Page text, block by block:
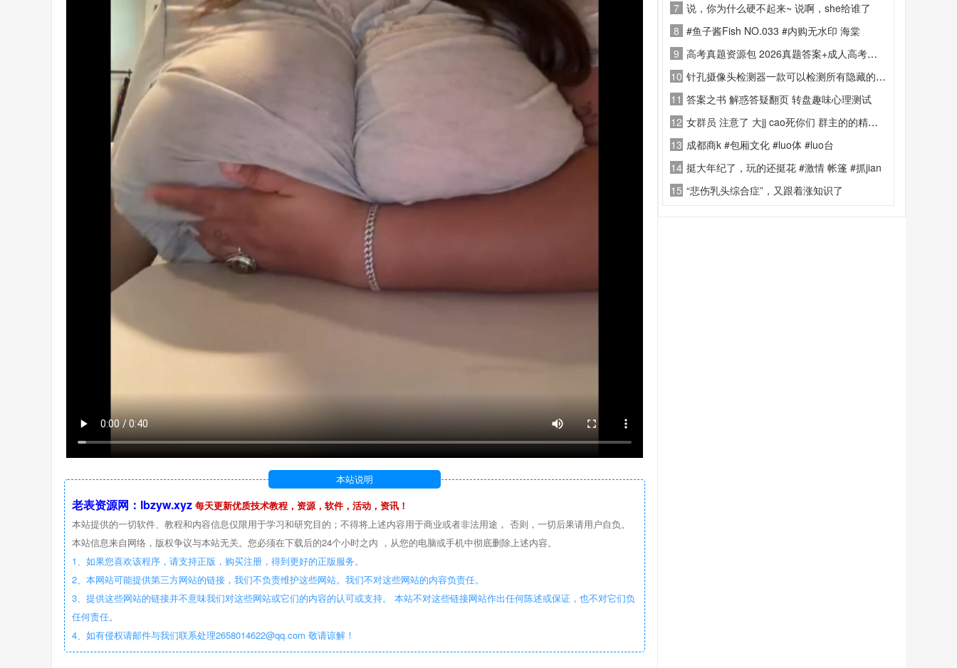
本站说明
老表资源网：lbzyw.xyz 每天更新优质技术教程，资源，软件，活动，资讯！
本站提供的一切软件、教程和内容信息仅限用于学习和研究目的；不得将上述内容用于商业或者非法用途， 否则，一切后果请用户自负。
本站信息来自网络，版权争议与本站无关。您必须在下载后的24个小时之内 ，从您的电脑或手机中彻底删除上述内容。
1、如果您喜欢该程序，请支持正版，购买注册，得到更好的正版服务。
2、本网站可能提供第三方网站的链接，我们不负责维护这些网站。我们不对这些网站的内容负责任。
3、提供这些网站的链接并不意味我们对这些网站或它们的内容的认可或支持。 本站不对这些链接网站作出任何陈述或保证，也不对它们负
任何责任。
4、如有侵权请邮件与我们联系处理2658014622@qq.com 敬请谅解！
7 说，你为什么硬不起来~ 说啊，she给谁了
8 #鱼子酱Fish NO.033 #内购无水印 海棠
9 高考真题资源包 2026真题答案+成人高考资料
10 针孔摄像头检测器一款可以检测所有隐藏的针孔摄像头，防止偷拍
11 答案之书 解惑答疑翻页 转盘趣味心理测试
12 女群员 注意了 大jj cao死你们 群主的的精神状态！
13 成都商k #包厢文化 #luo体 #luo台
14 挺大年纪了，玩的还挺花 #激情 帐篷 #抓jian
15 “悲伤乳头综合症”，又跟着涨知识了